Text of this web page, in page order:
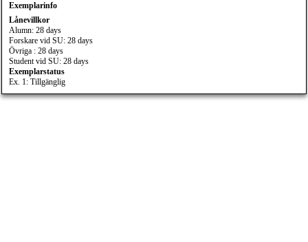
Exemplarinfo
Lånevillkor
Alumn: 28 days
Forskare vid SU: 28 days
Övriga : 28 days
Student vid SU: 28 days
Exemplarstatus
Ex. 1: Tillgänglig